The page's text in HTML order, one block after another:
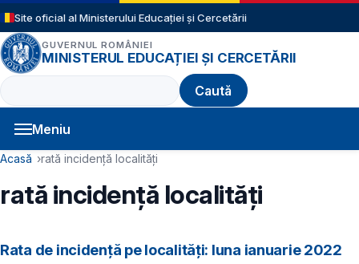
Sari la conținutul principal
Site oficial al Ministerului Educației și Cercetării
GUVERNUL ROMÂNIEI
MINISTERUL EDUCAȚIEI ȘI CERCETĂRII
Caută
Meniu
Navigație principală
Cale de navigare
Acasă rată incidență localități
rată incidență localități
Rata de incidență pe localități: luna ianuarie 2022